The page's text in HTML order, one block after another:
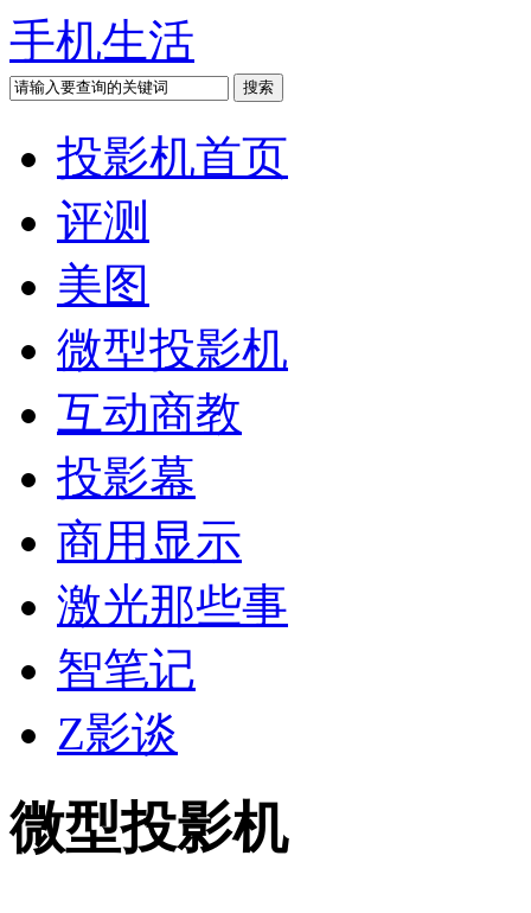
手机生活
投影机首页
评测
美图
微型投影机
互动商教
投影幕
商用显示
激光那些事
智笔记
Z影谈
微型投影机